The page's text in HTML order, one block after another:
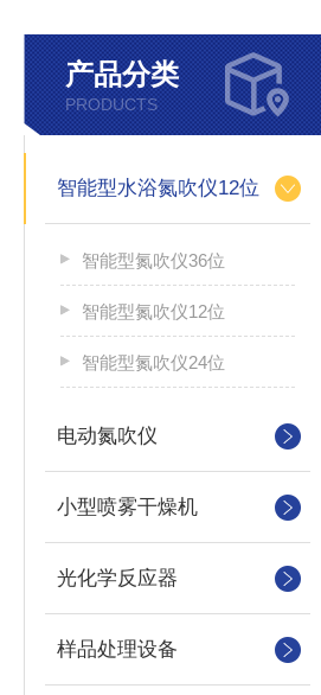
产品分类
PRODUCTS
智能型水浴氮吹仪12位
智能型氮吹仪36位
智能型氮吹仪12位
智能型氮吹仪24位
电动氮吹仪
小型喷雾干燥机
光化学反应器
样品处理设备